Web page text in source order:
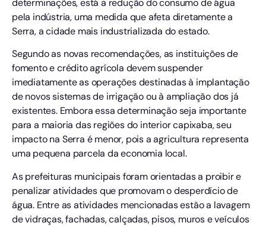
determinações, está a redução do consumo de água
pela indústria, uma medida que afeta diretamente a
Serra, a cidade mais industrializada do estado.
Segundo as novas recomendações, as instituições de
fomento e crédito agrícola devem suspender
imediatamente as operações destinadas à implantação
de novos sistemas de irrigação ou à ampliação dos já
existentes. Embora essa determinação seja importante
para a maioria das regiões do interior capixaba, seu
impacto na Serra é menor, pois a agricultura representa
uma pequena parcela da economia local.
As prefeituras municipais foram orientadas a proibir e
penalizar atividades que promovam o desperdício de
água. Entre as atividades mencionadas estão a lavagem
de vidraças, fachadas, calçadas, pisos, muros e veículos